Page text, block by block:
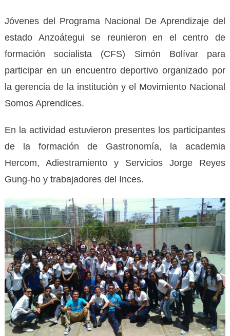
Jóvenes del Programa Nacional De Aprendizaje del
estado Anzoátegui se reunieron en el centro de
formación socialista (CFS) Simón Bolívar para
participar en un encuentro deportivo organizado por
la gerencia de la institución y el Movimiento Nacional
Somos Aprendices.
En la actividad estuvieron presentes los participantes
de la formación de Gastronomía, la academia
Hercom, Adiestramiento y Servicios Jorge Reyes
Gung-ho y trabajadores del Inces.